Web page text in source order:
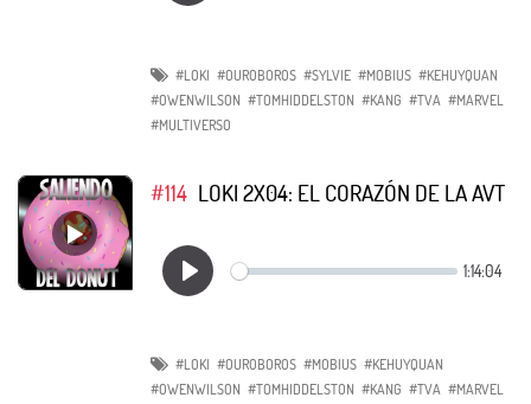
#LOKI #OUROBOROS #SYLVIE #MOBIUS #KEHUYQUAN
#OWENWILSON #TOMHIDDELSTON #KANG #TVA #MARVEL
#MULTIVERSO
#114 LOKI 2X04: EL CORAZÓN DE LA AVT
#LOKI #OUROBOROS #MOBIUS #KEHUYQUAN
#OWENWILSON #TOMHIDDELSTON #KANG #TVA #MARVEL